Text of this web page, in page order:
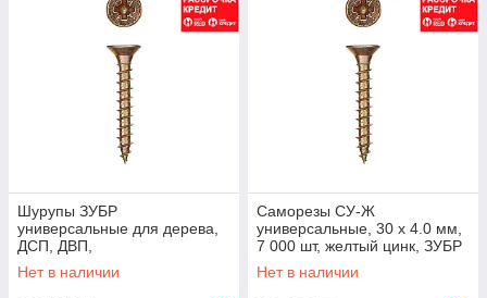
Шурупы ЗУБР
универсальные для дерева,
ДСП, ДВП,
желтопассивированные, PZ,
3,5х25мм, ТФ0,11000шт,
Нет в наличии
Саморезы СУ-Ж
универсальные, 30 х 4.0 мм,
7 000 шт, желтый цинк, ЗУБР
(4-300390-40-030)
Нет в наличии